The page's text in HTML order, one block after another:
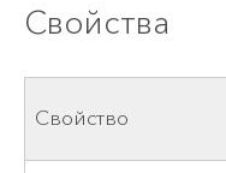
Свойства
Свойство